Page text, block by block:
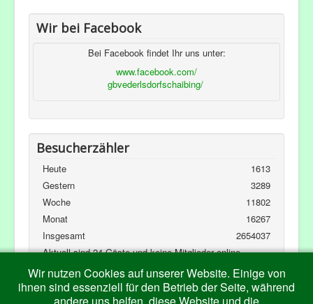
Wir bei Facebook
Bei Facebook findet Ihr uns unter:
www.facebook.com/
gbvederlsdorfschaibing/
Besucherzähler
Heute
1613
Gestern
3289
Woche
11802
Monat
16267
Insgesamt
2654037
Aktuell sind 24 Gäste und keine Mitglieder online
Kubik-Rubik Joomla! Extensions
Wir nutzen Cookies auf unserer Website. Einige von
ihnen sind essenziell für den Betrieb der Seite, während